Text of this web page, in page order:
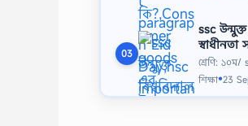
03
ssc
শ্রেণি:
শিক্ষা●23